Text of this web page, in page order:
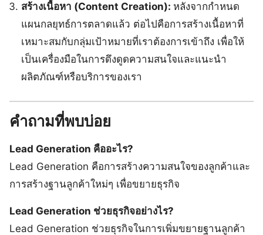
สร้างเนื้อหา (Content Creation): หลังจากกำหนด
แผนกลยุทธ์การตลาดแล้ว ต่อไปคือการสร้างเนื้อหาที่
เหมาะสมกับกลุ่มเป้าหมายที่เราต้องการเข้าถึง เพื่อให้
เป็นเครื่องมือในการดึงดูดความสนใจและแนะนำ
ผลิตภัณฑ์หรือบริการของเรา
คำถามที่พบบ่อย
Lead Generation คืออะไร?
Lead Generation คือการสร้างความสนใจของลูกค้าและ
การสร้างฐานลูกค้าใหม่ๆ เพื่อขยายธุรกิจ
Lead Generation ช่วยธุรกิจอย่างไร?
Lead Generation ช่วยธุรกิจในการเพิ่มขยายฐานลูกค้า